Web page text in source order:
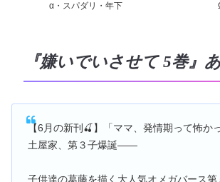
α・スパダリ・年下
『嫌いでいさせて 5巻』
【6月の新刊🍒】「ママ、発情期って怖か
土屋家、第３子爆誕――
子供達の葛藤を描く大人気オメガバース第